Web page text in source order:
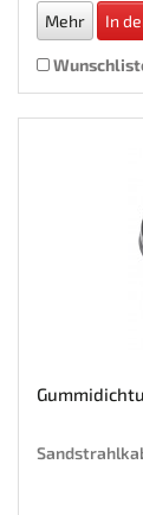
Mehr In